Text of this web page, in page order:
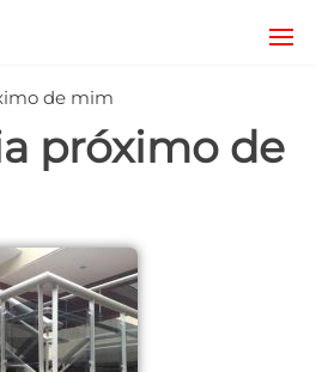
de mim
próximo de